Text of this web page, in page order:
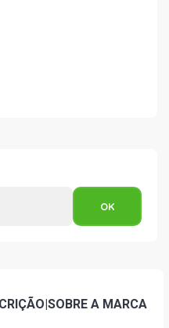
|SOBRE A MARCA